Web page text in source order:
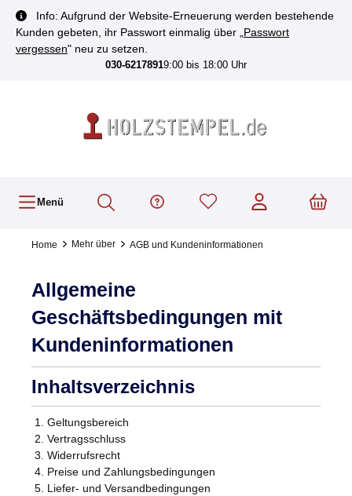
springen
Info: Aufgrund der Website-Erneuerung werden bestehende
Kunden gebeten, ihr Passwort einmalig über „ Passwort
vergessen" neu zu setzen.
030-62178919:00 bis 18:00 Uhr
Menü
Home Mehr über AGB und Kundeninformationen
Allgemeine
Geschäftsbedingungen mit
Kundeninformationen
Inhaltsverzeichnis
Geltungsbereich
Vertragsschluss
Widerrufsrecht
Preise und Zahlungsbedingungen
Liefer- und Versandbedingungen